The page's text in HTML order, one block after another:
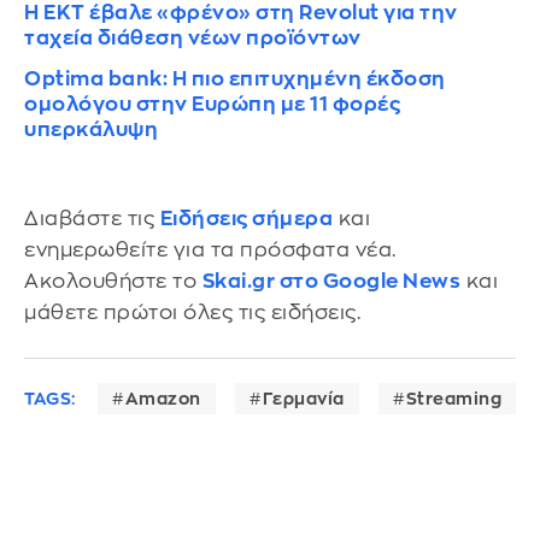
Η ΕΚΤ έβαλε «φρένο» στη Revolut για την
ταχεία διάθεση νέων προϊόντων
Optima bank: Η πιο επιτυχημένη έκδοση
ομολόγου στην Ευρώπη με 11 φορές
υπερκάλυψη
Διαβάστε τις Ειδήσεις σήμερα και
ενημερωθείτε για τα πρόσφατα νέα.
Ακολουθήστε το Skai.gr στο Google News και
μάθετε πρώτοι όλες τις ειδήσεις.
TAGS: Amazon Γερμανία Streaming